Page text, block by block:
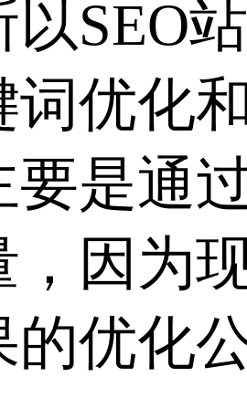
站
词优化
要是通
，因为
的优化